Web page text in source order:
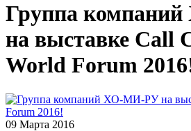
Группа
на выставке Call
World Forum
09 Марта 2016